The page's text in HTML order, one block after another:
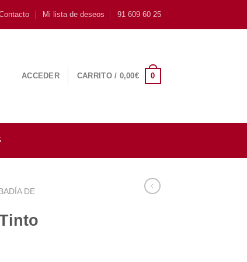
Mi lista de deseos 91 609 60 25
ACCEDER CARRITO / 0,00€ 0
DE